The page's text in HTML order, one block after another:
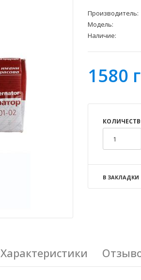
Производитель:
Модель:
Наличие:
1580
В ЗАКЛАДКИ
Характеристики